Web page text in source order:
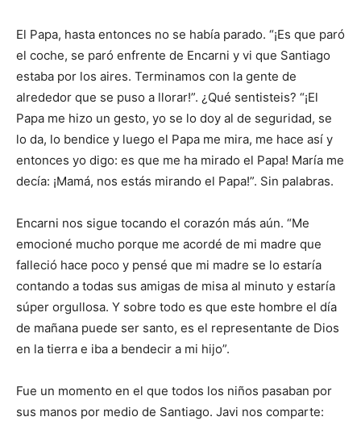
El Papa, hasta entonces no se había parado. “¡Es que paró
el coche, se paró enfrente de Encarni y vi que Santiago
estaba por los aires. Terminamos con la gente de
alrededor que se puso a llorar!”. ¿Qué sentisteis? “¡El
Papa me hizo un gesto, yo se lo doy al de seguridad, se
lo da, lo bendice y luego el Papa me mira, me hace así y
entonces yo digo: es que me ha mirado el Papa! María me
decía: ¡Mamá, nos estás mirando el Papa!”. Sin palabras.
Encarni nos sigue tocando el corazón más aún. “Me
emocioné mucho porque me acordé de mi madre que
falleció hace poco y pensé que mi madre se lo estaría
contando a todas sus amigas de misa al minuto y estaría
súper orgullosa. Y sobre todo es que este hombre el día
de mañana puede ser santo, es el representante de Dios
en la tierra e iba a bendecir a mi hijo”.
Fue un momento en el que todos los niños pasaban por
sus manos por medio de Santiago. Javi nos comparte: